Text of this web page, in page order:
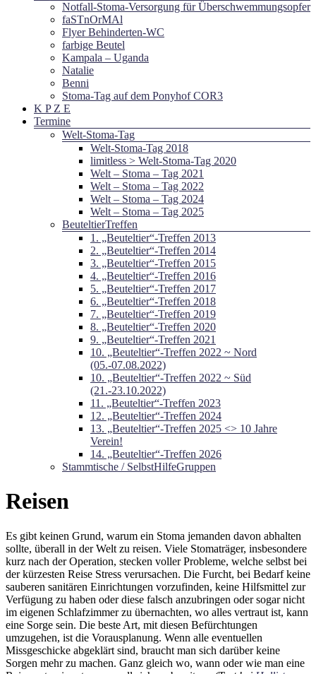
Notfall-Stoma-Versorgung für Überschwemmungsopfer
faSTnOrMAl
Flyer Behinderten-WC
farbige Beutel
Kampala – Uganda
Natalie
Benni
Stoma-Tag auf dem Ponyhof COR3
K P Z E
Termine
Welt-Stoma-Tag
Welt-Stoma-Tag 2018
limitless > Welt-Stoma-Tag 2020
Welt – Stoma – Tag 2021
Welt – Stoma – Tag 2022
Welt – Stoma – Tag 2024
Welt – Stoma – Tag 2025
BeuteltierTreffen
1. „Beuteltier“-Treffen 2013
2. „Beuteltier“-Treffen 2014
3. „Beuteltier“-Treffen 2015
4. „Beuteltier“-Treffen 2016
5. „Beuteltier“-Treffen 2017
6. „Beuteltier“-Treffen 2018
7. „Beuteltier“-Treffen 2019
8. „Beuteltier“-Treffen 2020
9. „Beuteltier“-Treffen 2021
10. „Beuteltier“-Treffen 2022 ~ Nord
(05.-07.08.2022)
10. „Beuteltier“-Treffen 2022 ~ Süd
(21.-23.10.2022)
11. „Beuteltier“-Treffen 2023
12. „Beuteltier“-Treffen 2024
13. „Beuteltier“-Treffen 2025 <> 10 Jahre
Verein!
14. „Beuteltier“-Treffen 2026
Stammtische / SelbstHilfeGruppen
Reisen
Es gibt keinen Grund, warum ein Stoma jemanden davon abhalten
sollte, überall in der Welt zu reisen. Viele Stomaträger, insbesondere
kurz nach der Operation, stecken voller Probleme, welche selbst bei
der kürzesten Reise Stress verursachen. Die Furcht, bei Bedarf keine
sauberen sanitären Einrichtungen vorzufinden, keine Hilfsmittel zur
Verfügung zu haben oder diese falsch anzubringen oder sogar nicht
im eigenen Schlafzimmer zu übernachten, wo alles vertraut ist, kann
eine Sorge sein. Die beste Art, mit diesen Befürchtungen
umzugehen, ist die Vorausplanung. Wenn alle eventuellen
Missgeschicke abgeklärt sind, braucht man sich darüber keine
Sorgen mehr zu machen. Ganz gleich wo, wann oder wie man eine